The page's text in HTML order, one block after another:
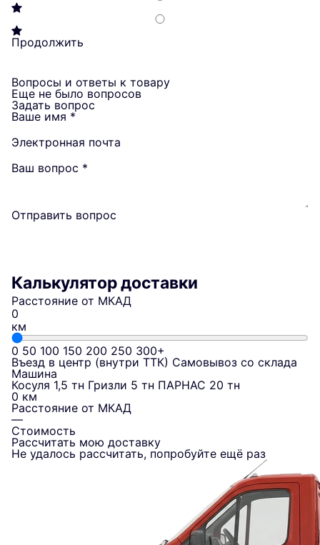
Продолжить
Вопросы и ответы к товару
Еще не было вопросов
Задать вопрос
Ваше имя *
Электронная почта
Ваш вопрос *
Отправить вопрос
Калькулятор доставки
Расстояние от МКАД
км
0 50 100 150 200 250 300+
Въезд в центр (внутри ТТК) Самовывоз со склада
Машина
Косуля 1,5 тн Гризли 5 тн ПАРНАС 20 тн
0 км
Расстояние от МКАД
—
Стоимость
Рассчитать мою доставку
Не удалось рассчитать, попробуйте ещё раз